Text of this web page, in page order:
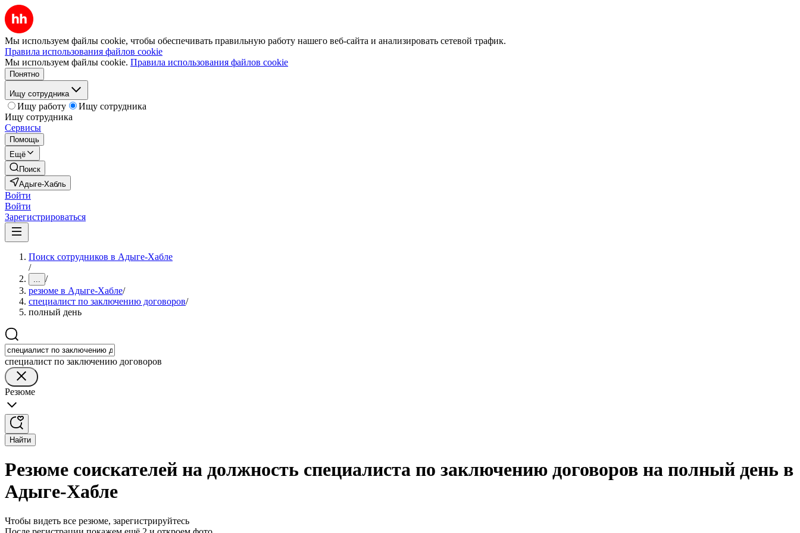
Мы используем файлы cookie, чтобы обеспечивать правильную работу нашего веб-сайта и анализировать сетевой трафик.
Правила использования файлов cookie
Мы используем файлы cookie. Правила использования файлов cookie
Понятно
Ищу сотрудника
Ищу работу
Ищу сотрудника
Ищу сотрудника
Сервисы
Помощь
Ещё
Поиск
Адыге-Хабль
Войти
Войти
Зарегистрироваться
Поиск сотрудников в Адыге-Хабле
/
... /
резюме в Адыге-Хабле/
специалист по заключению договоров/
полный день
специалист по заключению договоров
Резюме
Найти
Резюме соискателей на должность специалиста по заключению договоров на полный день в
Адыге-Хабле
Чтобы видеть все резюме, зарегистрируйтесь